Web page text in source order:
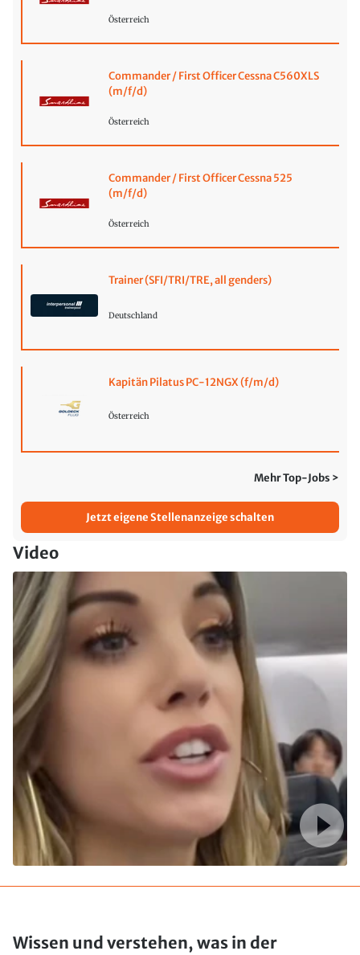
Österreich
Commander / First Officer Cessna C560XLS
(m/f/d)
Österreich
Commander / First Officer Cessna 525
(m/f/d)
Österreich
Trainer (SFI/TRI/TRE, all genders)
Deutschland
Kapitän Pilatus PC-12NGX (f/m/d)
Österreich
Mehr Top-Jobs >
Jetzt eigene Stellenanzeige schalten
Video
Wissen und verstehen, was in der